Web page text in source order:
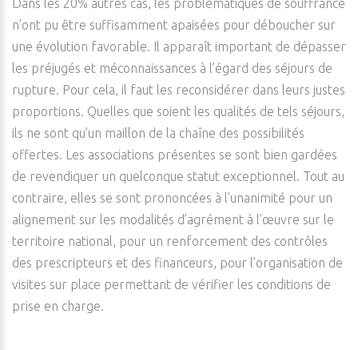
Dans les 20% autres cas, les problématiques de souffrance
n’ont pu être suffisamment apaisées pour déboucher sur
une évolution favorable. Il apparaît important de dépasser
les préjugés et méconnaissances à l’égard des séjours de
rupture. Pour cela, il faut les reconsidérer dans leurs justes
proportions. Quelles que soient les qualités de tels séjours,
ils ne sont qu’un maillon de la chaîne des possibilités
offertes. Les associations présentes se sont bien gardées
de revendiquer un quelconque statut exceptionnel. Tout au
contraire, elles se sont prononcées à l’unanimité pour un
alignement sur les modalités d’agrément à l’œuvre sur le
territoire national, pour un renforcement des contrôles
des prescripteurs et des financeurs, pour l’organisation de
visites sur place permettant de vérifier les conditions de
prise en charge.